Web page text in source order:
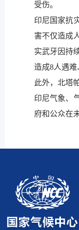
受伤。
印尼国家抗
害不仅造成
实武牙因持
造成8人遇难
此外，北塔
印尼气象、
府和公众在